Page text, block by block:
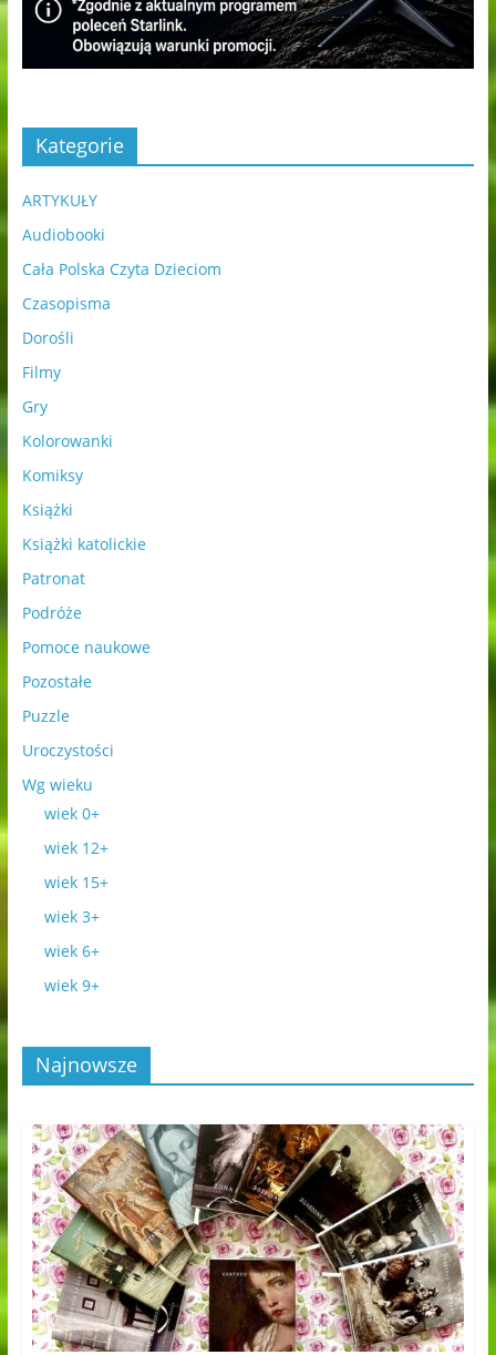
Kategorie
ARTYKUŁY
Audiobooki
Cała Polska Czyta Dzieciom
Czasopisma
Dorośli
Filmy
Gry
Kolorowanki
Komiksy
Książki
Książki katolickie
Patronat
Podróże
Pomoce naukowe
Pozostałe
Puzzle
Uroczystości
Wg wieku
wiek 0+
wiek 12+
wiek 15+
wiek 3+
wiek 6+
wiek 9+
Najnowsze